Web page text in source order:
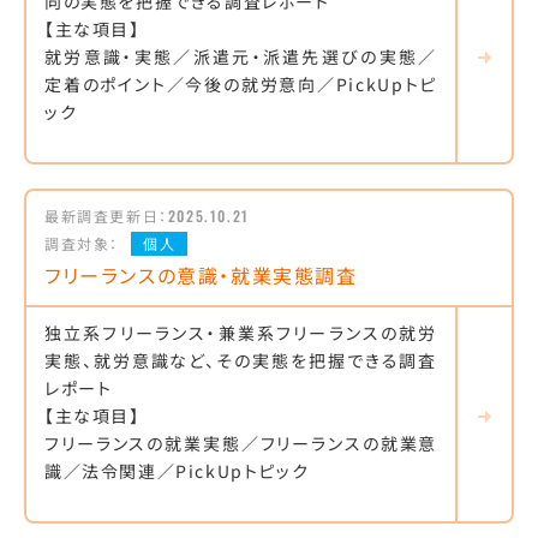
【主な項目】
就労意識・実態／派遣元・派遣先選びの実態／
定着のポイント／今後の就労意向／PickUpトピ
ック
最新調査更新日： 2025.10.21
調査対象：
個人
フリーランスの意識・就業実態調査
独立系フリーランス・兼業系フリーランスの就労
実態、就労意識など、その実態を把握できる調査
レポート
【主な項目】
フリーランスの就業実態／フリーランスの就業意
識／法令関連／PickUpトピック